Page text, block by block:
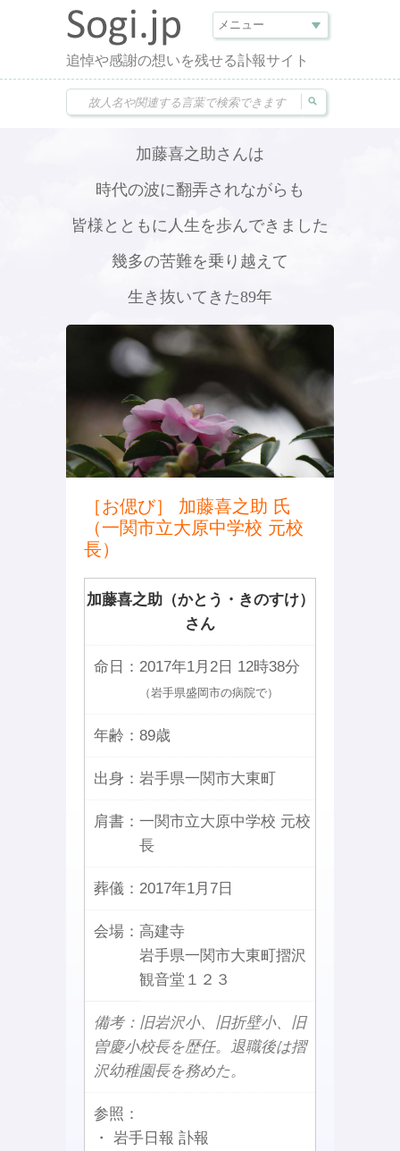
追悼や感謝の想いを残せる訃報サイト
加藤喜之助さんは
時代の波に翻弄されながらも
皆様とともに人生を歩んできました
幾多の苦難を乗り越えて
生き抜いてきた89年
［お偲び］ 加藤喜之助 氏
（一関市立大原中学校 元校
長）
加藤喜之助（かとう・きのすけ）
さん
命日： 2017年1月2日 12時38分
（岩手県盛岡市の病院で）
年齢： 89歳
出身： 岩手県一関市大東町
肩書： 一関市立大原中学校 元校
長
葬儀： 2017年1月7日
会場： 高建寺
岩手県一関市大東町摺沢
観音堂１２３
備考：旧岩沢小、旧折壁小、旧
曽慶小校長を歴任。退職後は摺
沢幼稚園長を務めた。
参照：
・ 岩手日報 訃報